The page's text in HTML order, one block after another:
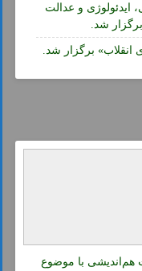
و عدالت
شد.
برگزار شد.
با موضوع